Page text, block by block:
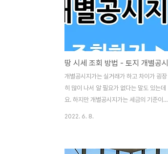
개별공시지가는 실거래가 하고 차이가 굉장
히 많이 나서 알 필요가 없다는 말도 있는데
요. 하지만 개별공시지가는 세금의 기준이라
2022. 6. 8.